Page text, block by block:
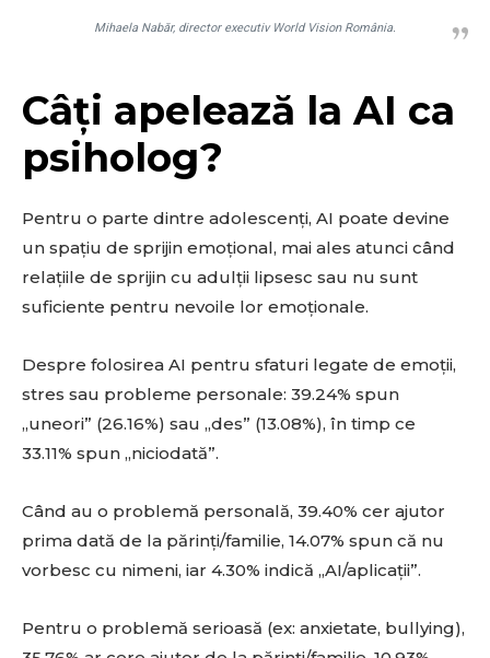
Don't miss
out!
Sing up for our newsletter
SUBSCRIBE
Mihaela Nabăr, director executiv World Vision România.
Câți apelează la AI ca
psiholog?
Pentru o parte dintre adolescenți, AI poate devine
un spațiu de sprijin emoțional, mai ales atunci când
relațiile de sprijin cu adulții lipsesc sau nu sunt
suficiente pentru nevoile lor emoționale.
Despre folosirea AI pentru sfaturi legate de emoții,
stres sau probleme personale: 39.24% spun
„uneori” (26.16%) sau „des” (13.08%), în timp ce
33.11% spun „niciodată”.
Când au o problemă personală, 39.40% cer ajutor
prima dată de la părinți/familie, 14.07% spun că nu
vorbesc cu nimeni, iar 4.30% indică „AI/aplicații”.
Pentru o problemă serioasă (ex: anxietate, bullying),